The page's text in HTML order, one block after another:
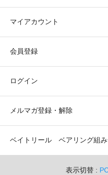
マイアカウント
会員登録
ログイン
メルマガ登録・解除
ベイトリール ベアリング組
表示切替 :